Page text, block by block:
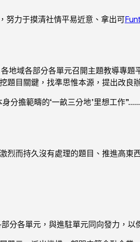
努力于摸清社情平易近意、拿出可
地域各部分各單元召開主題教導專題
題目關鍵，找準思惟本源，提出改良
分擔範疇的‘一畝三分地’里想工作
而持久沒有處理的題目、推進高東
分各單元，與進駐單元同向發力，以